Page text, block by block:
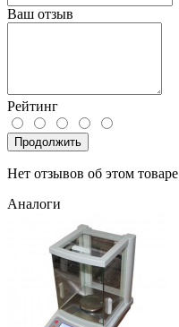
Ваш отзыв
Рейтинг
Продолжить
Нет отзывов об этом
Аналоги